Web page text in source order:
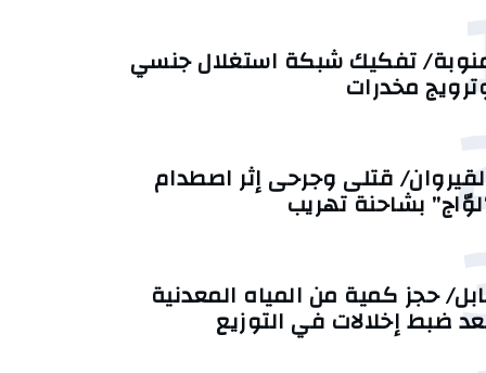
تفكيك شبكة استغلال جنسي
مخدرات
قتلى وجرحى إثر اصطدام
بشاحنة تهريب
حجز كمية من المياه المعدنية
ضبط إخلالات في التوزيع